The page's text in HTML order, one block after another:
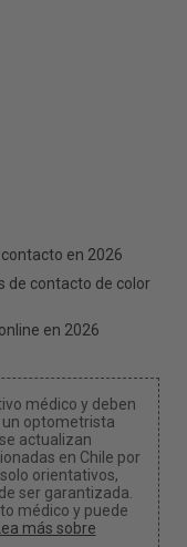
en 2026
de contacto de color
en 2026
médico y deben
un optometrista
actualizan
en Chile por
orientativos,
ser garantizada.
médico y puede
Lea más sobre